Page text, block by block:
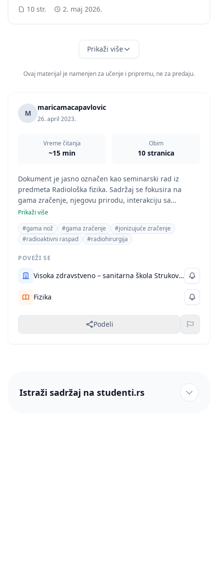
10 str. 2. maj 2026.
Prikaži više
Ovaj materijal je namenjen za učenje i pripremu, ne za predaju.
M
maricamacapavlovic
26. april 2023.
Vreme čitanja
~15 min
Obim
10 stranica
Dokument je jasno označen kao seminarski rad iz
predmeta Radiološka fizika. Sadržaj se fokusira na
gama zračenje, njegovu prirodu, interakciju sa
materijom i primenu u medicini, posebno u kontekstu
gama noža. Detaljno se objašnjavaju fizikalni principi i
procesi povezani sa gama zračenjem, što ukazuje na
oblast fizike kao glavnu oblast studija.
Prikaži više
#gama nož
#gama zračenje
#jonizujuće zračenje
#radioaktivni raspad
#radiohirurgija
POVEŽI SE
Visoka zdravstveno – sanitarna škola Strukovnih studija “VISAN”
Fizika
Podeli
Istraži sadržaj na studenti.rs